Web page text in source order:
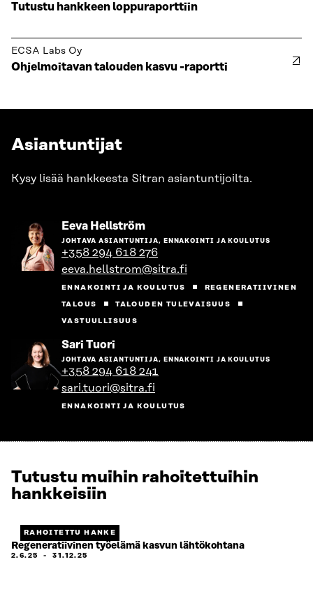
Tutustu hankkeen loppuraporttiin
ECSA Labs Oy
Ohjelmoitavan talouden kasvu -raportti
Asiantuntijat
Kysy lisää hankkeesta Sitran asiantuntijoilta.
Eeva HellströmSiirry
henkilön
sivulle
JOHTAVA ASIANTUNTIJA, ENNAKOINTI JA KOULUTUS
+358 294 618 276
eeva.hellstrom@sitra.fi
ENNAKOINTI JA KOULUTUS
REGENERATIIVINEN
TALOUS
TALOUDEN TULEVAISUUS
VASTUULLISUUS
Sari Tuori
henkilön
sivulle
JOHTAVA ASIANTUNTIJA, ENNAKOINTI JA KOULUTUS
+358 294 618 241
sari.tuori@sitra.fi
ENNAKOINTI JA KOULUTUS
Tutustu muihin rahoitettuihin
hankkeisiin
RAHOITETTU HANKE
Regeneratiivinen työelämä kasvun lähtökohtana
2.6.25 -31.12.25